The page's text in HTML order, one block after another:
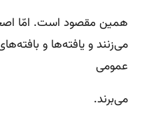
همین مقصود است. امّا
می‌زنند و یافته‌ها و
عمومی
می‌برند.